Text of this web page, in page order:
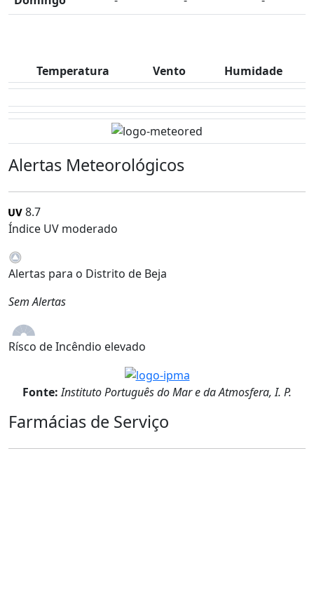
Temperatura Vento Humidade
Alertas Meteorológicos
8.7
Índice UV moderado
Alertas para o Distrito de Beja
Sem Alertas
Rísco de Incêndio elevado
Fonte: Instituto Português do Mar e da Atmosfera, I. P.
Farmácias de Serviço